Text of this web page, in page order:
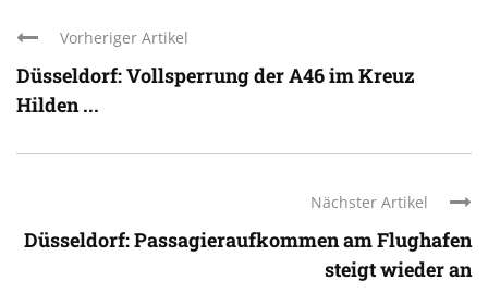
Vorheriger Artikel
Düsseldorf: Vollsperrung der A46 im Kreuz
Hilden ...
Nächster Artikel
Düsseldorf: Passagieraufkommen am Flughafen
steigt wieder an